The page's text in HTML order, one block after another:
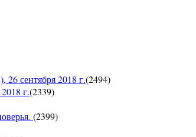
сентября 2018 г.(2494)
г.(2339)
(2399)